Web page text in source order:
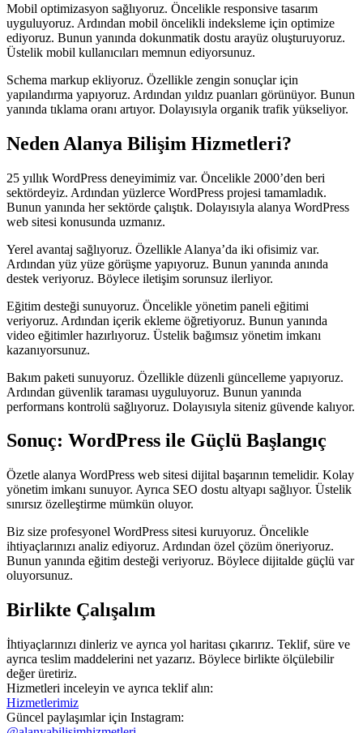
Mobil optimizasyon sağlıyoruz. Öncelikle responsive tasarım
uyguluyoruz. Ardından mobil öncelikli indeksleme için optimize
ediyoruz. Bunun yanında dokunmatik dostu arayüz oluşturuyoruz.
Üstelik mobil kullanıcıları memnun ediyorsunuz.
Schema markup ekliyoruz. Özellikle zengin sonuçlar için
yapılandırma yapıyoruz. Ardından yıldız puanları görünüyor. Bunun
yanında tıklama oranı artıyor. Dolayısıyla organik trafik yükseliyor.
Neden Alanya Bilişim Hizmetleri?
25 yıllık WordPress deneyimimiz var. Öncelikle 2000’den beri
sektördeyiz. Ardından yüzlerce WordPress projesi tamamladık.
Bunun yanında her sektörde çalıştık. Dolayısıyla alanya WordPress
web sitesi konusunda uzmanız.
Yerel avantaj sağlıyoruz. Özellikle Alanya’da iki ofisimiz var.
Ardından yüz yüze görüşme yapıyoruz. Bunun yanında anında
destek veriyoruz. Böylece iletişim sorunsuz ilerliyor.
Eğitim desteği sunuyoruz. Öncelikle yönetim paneli eğitimi
veriyoruz. Ardından içerik ekleme öğretiyoruz. Bunun yanında
video eğitimler hazırlıyoruz. Üstelik bağımsız yönetim imkanı
kazanıyorsunuz.
Bakım paketi sunuyoruz. Özellikle düzenli güncelleme yapıyoruz.
Ardından güvenlik taraması uyguluyoruz. Bunun yanında
performans kontrolü sağlıyoruz. Dolayısıyla siteniz güvende kalıyor.
Sonuç: WordPress ile Güçlü Başlangıç
Özetle alanya WordPress web sitesi dijital başarının temelidir. Kolay
yönetim imkanı sunuyor. Ayrıca SEO dostu altyapı sağlıyor. Üstelik
sınırsız özelleştirme mümkün oluyor.
Biz size profesyonel WordPress sitesi kuruyoruz. Öncelikle
ihtiyaçlarınızı analiz ediyoruz. Ardından özel çözüm öneriyoruz.
Bunun yanında eğitim desteği veriyoruz. Böylece dijitalde güçlü var
oluyorsunuz.
Birlikte Çalışalım
İhtiyaçlarınızı dinleriz ve ayrıca yol haritası çıkarırız. Teklif, süre ve
ayrıca teslim maddelerini net yazarız. Böylece birlikte ölçülebilir
değer üretiriz.
Hizmetleri inceleyin ve ayrıca teklif alın:
Hizmetlerimiz
Güncel paylaşımlar için Instagram: